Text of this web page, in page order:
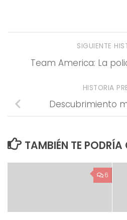
SIGUIENTE
Team America: La
HISTORIA
Descubrimiento
TAMBIÉN TE PODRÍA
6